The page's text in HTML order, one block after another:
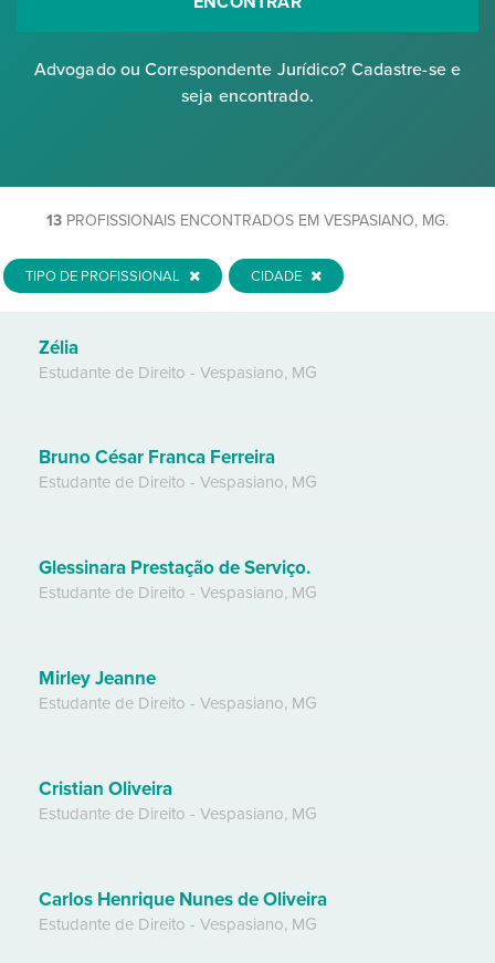
Advogado ou Correspondente Jurídico? Cadastre-se e
seja encontrado.
13 PROFISSIONAIS ENCONTRADOS EM VESPASIANO, MG.
TIPO DE PROFISSIONAL CIDADE
Zélia
Estudante de Direito - Vespasiano, MG
Bruno César Franca Ferreira
Estudante de Direito - Vespasiano, MG
Glessinara Prestação de Serviço.
Estudante de Direito - Vespasiano, MG
Mirley Jeanne
Estudante de Direito - Vespasiano, MG
Cristian Oliveira
Estudante de Direito - Vespasiano, MG
Carlos Henrique Nunes de Oliveira
Estudante de Direito - Vespasiano, MG